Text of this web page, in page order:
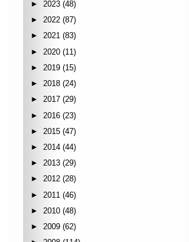
► 2023 (48)
► 2022 (87)
► 2021 (83)
► 2020 (11)
► 2019 (15)
► 2018 (24)
► 2017 (29)
► 2016 (23)
► 2015 (47)
► 2014 (44)
► 2013 (29)
► 2012 (28)
► 2011 (46)
► 2010 (48)
► 2009 (62)